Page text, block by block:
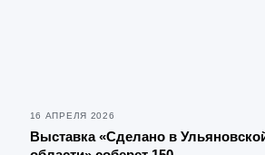
16 АПРЕЛЯ 2026
Выставка «Сделано в